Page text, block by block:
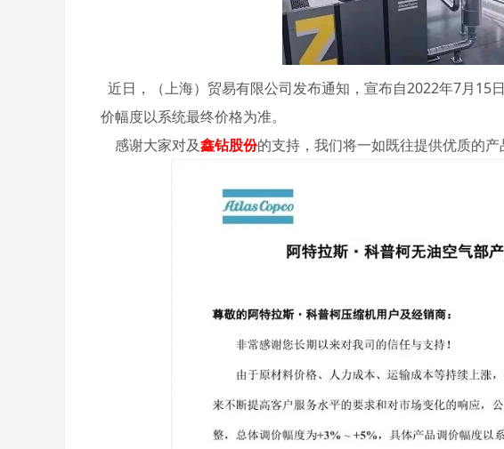
近日，（上海）贸易有限公司发布通知，宣布自2022年7月15日
价幅度以系统最终价格为准。
感谢大家对及鑫钻股份的支持，我们将一如既往提供优质的产